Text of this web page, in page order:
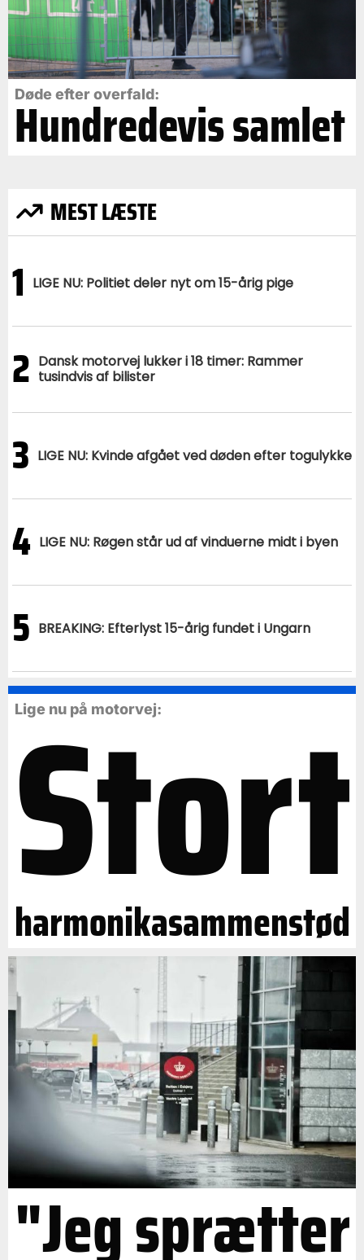
Døde efter overfald:
Hundredevis samlet
MEST LÆSTE
1 LIGE NU: Politiet deler nyt om 15-årig pige
2 Dansk motorvej lukker i 18 timer: Rammer
tusindvis af bilister
3 LIGE NU: Kvinde afgået ved døden efter togulykke
4 LIGE NU: Røgen står ud af vinduerne midt i byen
5 BREAKING: Efterlyst 15-årig fundet i Ungarn
Lige nu på motorvej:
Stort
harmonikasammenstød
"Jeg sprætter